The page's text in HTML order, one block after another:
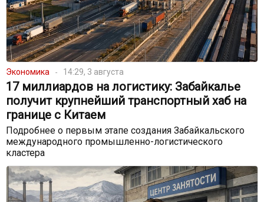
Экономика 14:29, 3 августа
17 миллиардов на логистику: Забайкалье
получит крупнейший транспортный хаб на
границе с Китаем
Подробнее о первым этапе создания Забайкальского
международного промышленно-логистического
кластера